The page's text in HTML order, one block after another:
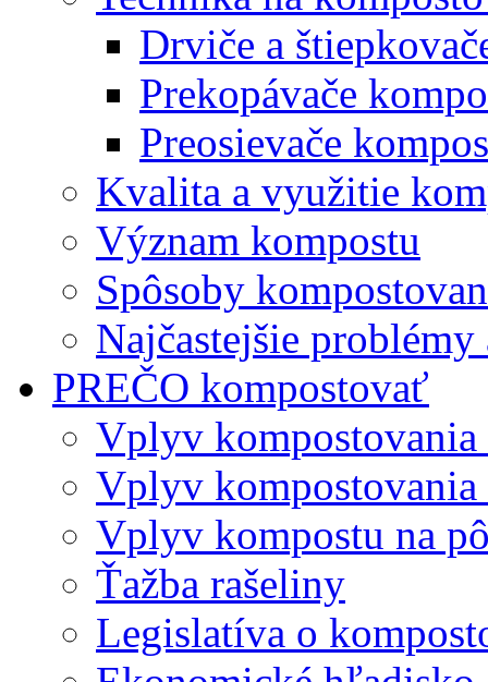
Drviče a
Prekopávače
Preosievače
Kvalita a využitie
Význam kompostu
Spôsoby
Najčastejšie problémy
PREČO kompostovať
Vplyv kompostovania
Vplyv
Vplyv kompostu na
Ťažba rašeliny
Legislatíva o